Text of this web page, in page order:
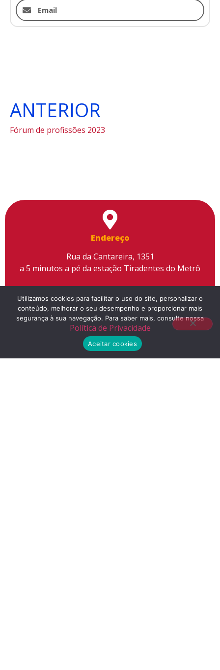
Email
ANTERIOR
Fórum de profissões 2023
Endereço
Rua da Cantareira, 1351
a 5 minutos a pé da estação Tiradentes do Metrô
Telefone
(11) 2155-3300
Utilizamos cookies para facilitar o uso do site, personalizar o
conteúdo, melhorar o seu desempenho e proporcionar mais
segurança à sua navegação. Para saber mais, consulte nossa
Política de Privacidade
Aceitar cookies